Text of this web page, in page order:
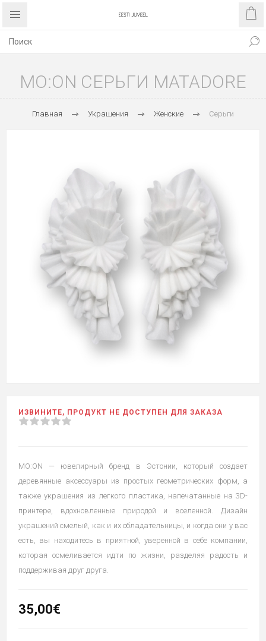
MO:ON СЕРЬГИ MATADORE
Главная Украшения Женские Серьги
ИЗВИНИТЕ, ПРОДУКТ НЕ ДОСТУПЕН ДЛЯ ЗАКАЗА
MO:ON — ювелирный бренд в Эстонии, который создает
деревянные аксессуары из простых геометрических форм, а
также украшения из легкого пластика, напечатанные на 3D-
принтере, вдохновленные природой и вселенной. Дизайн
украшений смелый, как и их обладательницы, и когда они у вас
есть, вы находитесь в приятной, уверенной в себе компании,
которая осмеливается идти по жизни, разделяя радость и
поддерживая друг друга.
35,00€